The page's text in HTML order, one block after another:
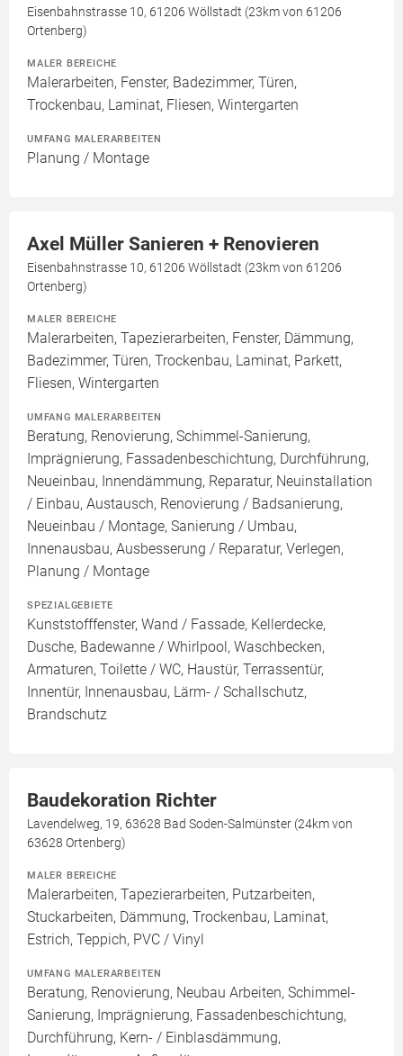
Eisenbahnstrasse 10, 61206 Wöllstadt (23km von 61206
Ortenberg)
MALER BEREICHE
Malerarbeiten, Fenster, Badezimmer, Türen,
Trockenbau, Laminat, Fliesen, Wintergarten
UMFANG MALERARBEITEN
Planung / Montage
Axel Müller Sanieren + Renovieren
Eisenbahnstrasse 10, 61206 Wöllstadt (23km von 61206
Ortenberg)
MALER BEREICHE
Malerarbeiten, Tapezierarbeiten, Fenster, Dämmung,
Badezimmer, Türen, Trockenbau, Laminat, Parkett,
Fliesen, Wintergarten
UMFANG MALERARBEITEN
Beratung, Renovierung, Schimmel-Sanierung,
Imprägnierung, Fassadenbeschichtung, Durchführung,
Neueinbau, Innendämmung, Reparatur, Neuinstallation
/ Einbau, Austausch, Renovierung / Badsanierung,
Neueinbau / Montage, Sanierung / Umbau,
Innenausbau, Ausbesserung / Reparatur, Verlegen,
Planung / Montage
SPEZIALGEBIETE
Kunststofffenster, Wand / Fassade, Kellerdecke,
Dusche, Badewanne / Whirlpool, Waschbecken,
Armaturen, Toilette / WC, Haustür, Terrassentür,
Innentür, Innenausbau, Lärm- / Schallschutz,
Brandschutz
Baudekoration Richter
Lavendelweg, 19, 63628 Bad Soden-Salmünster (24km von
63628 Ortenberg)
MALER BEREICHE
Malerarbeiten, Tapezierarbeiten, Putzarbeiten,
Stuckarbeiten, Dämmung, Trockenbau, Laminat,
Estrich, Teppich, PVC / Vinyl
UMFANG MALERARBEITEN
Beratung, Renovierung, Neubau Arbeiten, Schimmel-
Sanierung, Imprägnierung, Fassadenbeschichtung,
Durchführung, Kern- / Einblasdämmung,